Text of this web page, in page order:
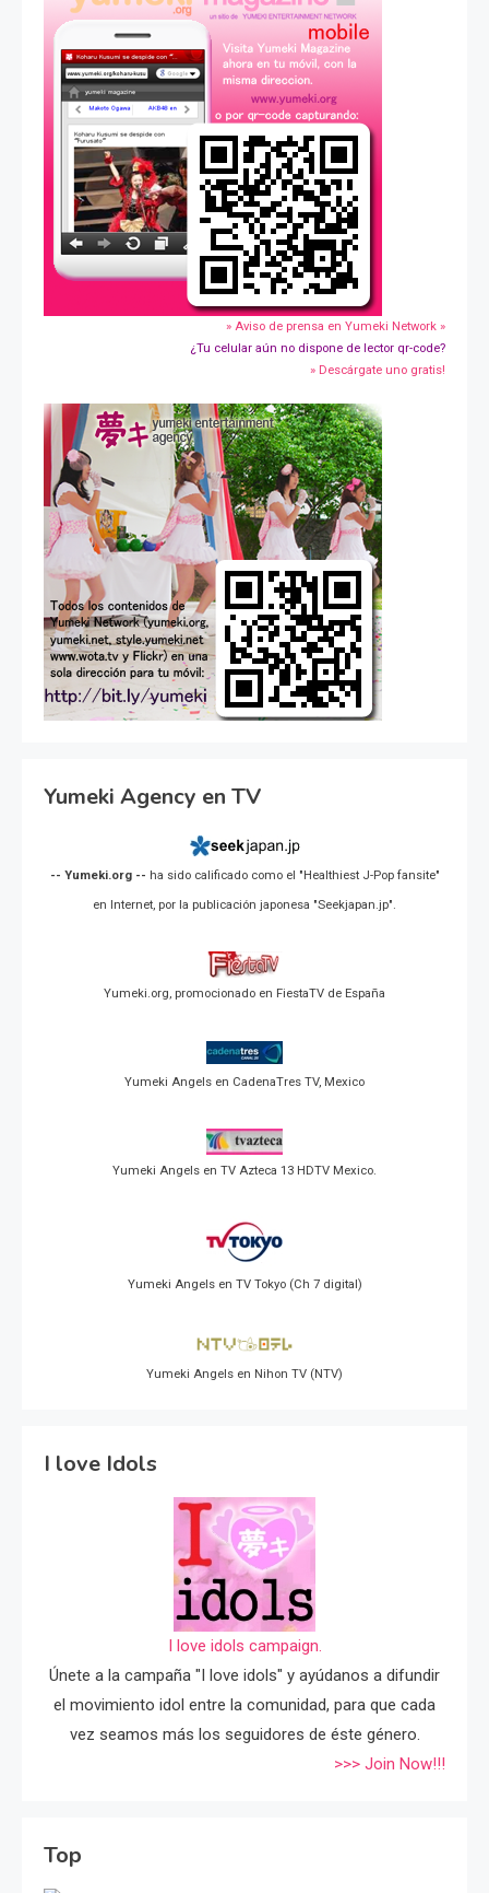
» Aviso de prensa en Yumeki Network »
¿Tu celular aún no dispone de lector qr-code?
» Descárgate uno gratis!
Yumeki Agency en TV
-- Yumeki.org -- ha sido calificado como el "Healthiest J-Pop fansite"
en Internet, por la publicación japonesa "Seekjapan.jp".
Yumeki.org, promocionado en FiestaTV de España
Yumeki Angels en CadenaTres TV, Mexico
Yumeki Angels en TV Azteca 13 HDTV Mexico.
Yumeki Angels en TV Tokyo (Ch 7 digital)
Yumeki Angels en Nihon TV (NTV)
I love Idols
I love idols campaign.
Únete a la campaña "I love idols" y ayúdanos a difundir
el movimiento idol entre la comunidad, para que cada
vez seamos más los seguidores de éste género.
>>> Join Now!!!
Top